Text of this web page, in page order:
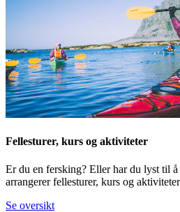
Fellesturer, kurs og aktiviteter
Er du en fersking? Eller har du lyst til
arrangerer fellesturer, kurs og
Se oversikt